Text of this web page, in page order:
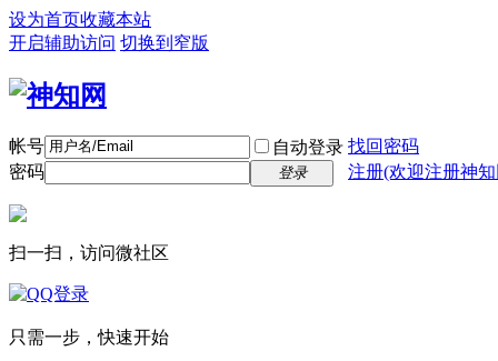
设为首页收藏本站
开启辅助访问 切换到窄版
帐号 自动登录 找回密码
密码
登录 注册(欢迎注册神
扫一扫，访问微社区
只需一步，快速开始